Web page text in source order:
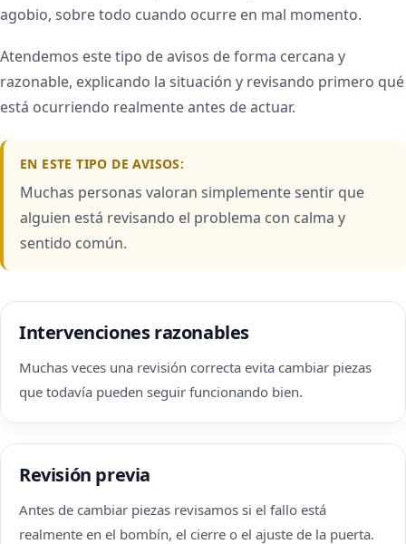
agobio, sobre todo cuando ocurre en mal momento.
Atendemos este tipo de avisos de forma cercana y
razonable, explicando la situación y revisando primero qué
está ocurriendo realmente antes de actuar.
EN ESTE TIPO DE AVISOS:
Muchas personas valoran simplemente sentir que
alguien está revisando el problema con calma y
sentido común.
Intervenciones razonables
Muchas veces una revisión correcta evita cambiar piezas
que todavía pueden seguir funcionando bien.
Revisión previa
Antes de cambiar piezas revisamos si el fallo está
realmente en el bombín, el cierre o el ajuste de la puerta.